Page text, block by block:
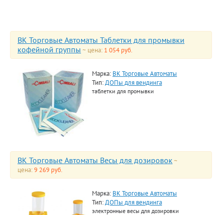
ВК Торговые Автоматы Таблетки для промывки
кофейной группы ~ цена: 1 054 руб.
Марка: ВК Торговые Автоматы
Тип:ДОПы для вендинга
таблетки для промывки
ВК Торговые Автоматы Весы для дозировок~
цена:9 269 руб.
Марка: ВК Торговые Автоматы
Тип:ДОПы для вендинга
электронные весы для дозировки